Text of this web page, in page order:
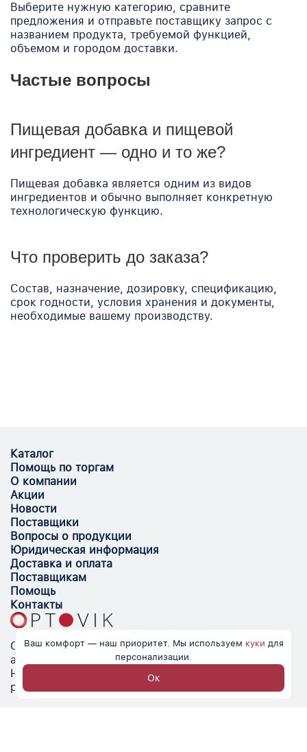
Выберите нужную категорию, сравните
предложения и отправьте поставщику запрос с
названием продукта, требуемой функцией,
объемом и городом доставки.
Частые вопросы
Пищевая добавка и пищевой
ингредиент — одно и то же?
Пищевая добавка является одним из видов
ингредиентов и обычно выполняет конкретную
технологическую функцию.
Что проверить до заказа?
Состав, назначение, дозировку, спецификацию,
срок годности, условия хранения и документы,
необходимые вашему производству.
Optovik.com - электронная площадка для
автоматизации закупок и поиска поставщиков.
Низкие цены, надёжные контрагенты и удобство
работы.
Каталог
Помощь по торгам
О компании
Акции
Новости
Поставщики
Вопросы о продукции
Юридическая информация
Доставка и оплата
Поставщикам
Помощь
Контакты
Ваш комфорт — наш приоритет. Мы используем куки для
персонализации.
Ок